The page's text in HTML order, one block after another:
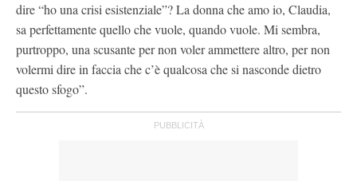
dire “ho una crisi esistenziale”? La donna che amo io, Claudia,
sa perfettamente quello che vuole, quando vuole. Mi sembra,
purtroppo, una scusante per non voler ammettere altro, per non
volermi dire in faccia che c’è qualcosa che si nasconde dietro
questo sfogo”.